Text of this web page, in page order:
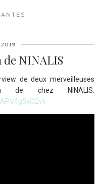
NINALIS
de deux merveilleuses
de chez NINALIS.